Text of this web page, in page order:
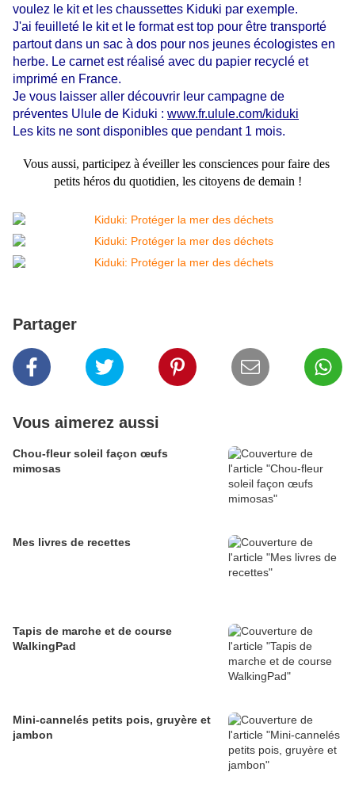
voulez le kit et les chaussettes Kiduki par exemple.
J'ai feuilleté le kit et le format est top pour être transporté
partout dans un sac à dos pour nos jeunes écologistes en
herbe. Le carnet est réalisé avec du papier recyclé et
imprimé en France.
Je vous laisser aller découvrir leur campagne de
préventes Ulule de Kiduki : www.fr.ulule.com/kiduki
Les kits ne sont disponibles que pendant 1 mois.
Vous aussi, participez à éveiller les consciences pour faire des
petits héros du quotidien, les citoyens de demain !
Partager
Vous aimerez aussi
Chou-fleur soleil façon œufs
mimosas
Mes livres de recettes
Tapis de marche et de course
WalkingPad
Mini-cannelés petits pois, gruyère et
jambon